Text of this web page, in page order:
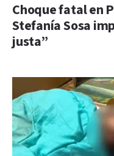
Choque fatal en
Stefanía Sosa
justa”